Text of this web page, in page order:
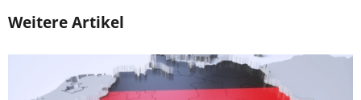
Weitere Artikel